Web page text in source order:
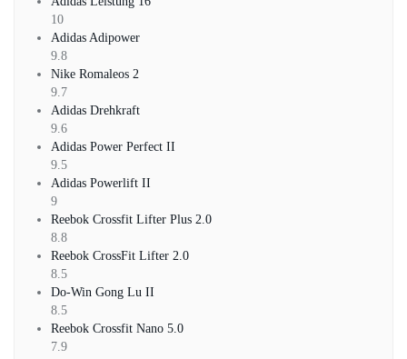
10
Adidas Adipower
9.8
Nike Romaleos 2
9.7
Adidas Drehkraft
9.6
Adidas Power Perfect II
9.5
Adidas Powerlift II
9
Reebok Crossfit Lifter Plus 2.0
8.8
Reebok CrossFit Lifter 2.0
8.5
Do-Win Gong Lu II
8.5
Reebok Crossfit Nano 5.0
7.9